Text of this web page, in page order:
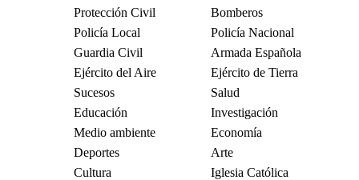
Protección Civil
Bomberos
Policía Local
Policía Nacional
Guardia Civil
Armada Española
Ejército del Aire
Ejército de Tierra
Sucesos
Salud
Educación
Investigación
Medio ambiente
Economía
Deportes
Arte
Cultura
Iglesia Católica